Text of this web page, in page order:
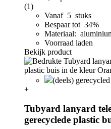
(1)
Vanaf 5 stuks
Bespaar tot 34%
Materiaal:
Voorraad laden
Bekijk product
(deels)
+
Tubyard lanyard
gerecyclede plastic